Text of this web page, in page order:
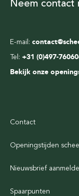
E-mail:
Tel: +31 (0)497-
Bekijk onze
Neem contact
Contact
Openingstijden
Nieuwsbrief
Spaarpunten